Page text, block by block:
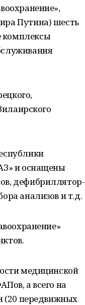
Путина) шесть
комплексы
и оснащены
дефибриллятор-
анализов и т.д.
медицинской
а всего на
(20 передвижных